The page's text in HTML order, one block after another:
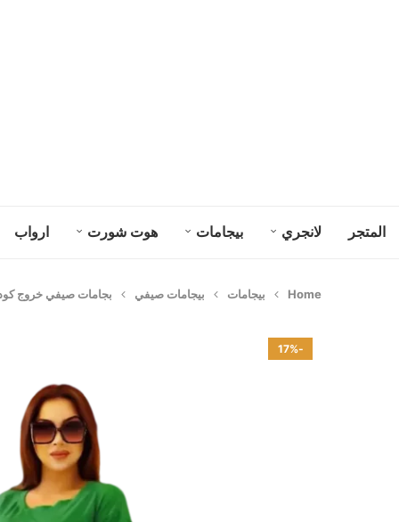
المتجر لانجري بيجامات هوت شورت ارواب
Home بيجامات بيجامات صيفي بجامات صيفي خروج كود
-17%